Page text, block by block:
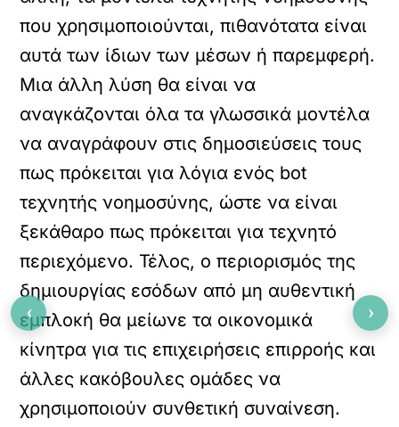
που χρησιμοποιούνται, πιθανότατα είναι
αυτά των ίδιων των μέσων ή παρεμφερή.
Μια άλλη λύση θα είναι να
αναγκάζονται όλα τα γλωσσικά μοντέλα
να αναγράφουν στις δημοσιεύσεις τους
πως πρόκειται για λόγια ενός bot
τεχνητής νοημοσύνης, ώστε να είναι
ξεκάθαρο πως πρόκειται για τεχνητό
περιεχόμενο. Τέλος, ο περιορισμός της
δημιουργίας εσόδων από μη αυθεντική
εμπλοκή θα μείωνε τα οικονομικά
κίνητρα για τις επιχειρήσεις επιρροής και
άλλες κακόβουλες ομάδες να
χρησιμοποιούν συνθετική συναίνεση.
‹ ›